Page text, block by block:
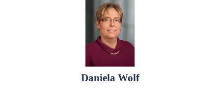
Daniela Bruder